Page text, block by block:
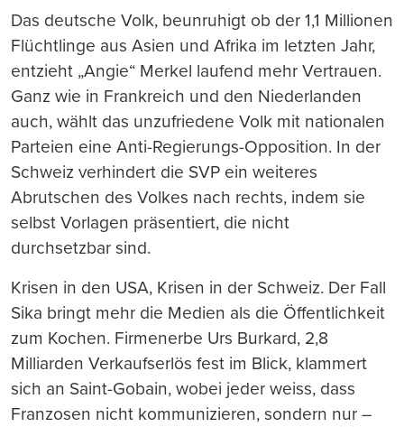
Das deutsche Volk, beunruhigt ob der 1,1 Millionen
Flüchtlinge aus Asien und Afrika im letzten Jahr,
entzieht „Angie“ Merkel laufend mehr Vertrauen.
Ganz wie in Frankreich und den Niederlanden
auch, wählt das unzufriedene Volk mit nationalen
Parteien eine Anti-Regierungs-Opposition. In der
Schweiz verhindert die SVP ein weiteres
Abrutschen des Volkes nach rechts, indem sie
selbst Vorlagen präsentiert, die nicht
durchsetzbar sind.
Krisen in den USA, Krisen in der Schweiz. Der Fall
Sika bringt mehr die Medien als die Öffentlichkeit
zum Kochen. Firmenerbe Urs Burkard, 2,8
Milliarden Verkaufserlös fest im Blick, klammert
sich an Saint-Gobain, wobei jeder weiss, dass
Franzosen nicht kommunizieren, sondern nur –